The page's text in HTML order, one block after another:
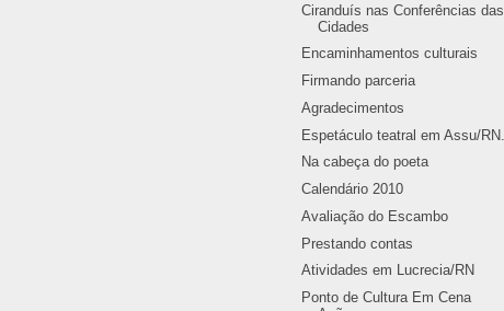
Ciranduís nas Conferências das
Cidades
Encaminhamentos culturais
Firmando parceria
Agradecimentos
Espetáculo teatral em Assu/RN.
Na cabeça do poeta
Calendário 2010
Avaliação do Escambo
Prestando contas
Atividades em Lucrecia/RN
Ponto de Cultura Em Cena